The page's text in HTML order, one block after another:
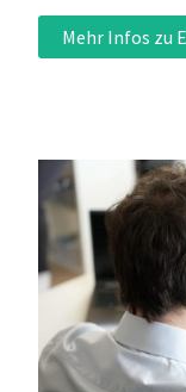
Mehr Infos zu